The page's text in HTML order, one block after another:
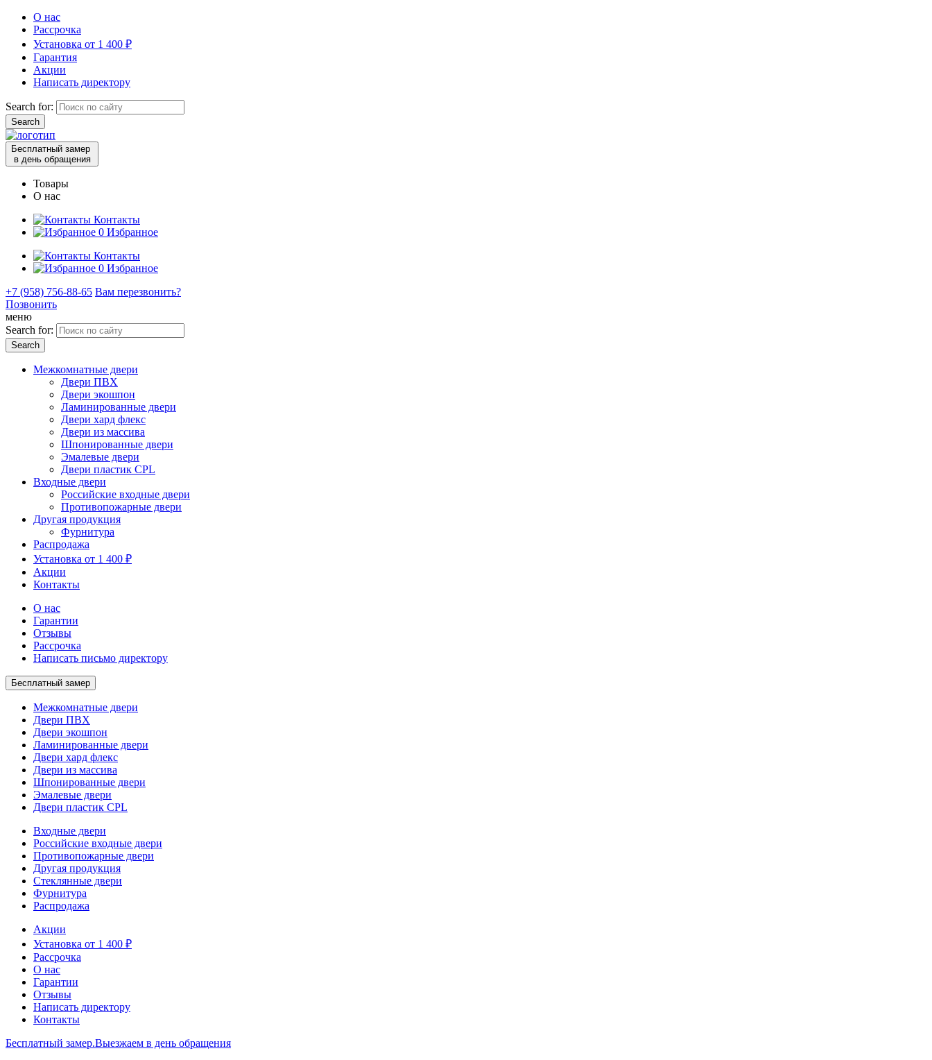
О нас
Рассрочка
Установка от 1 400 ₽
Гарантия
Акции
Написать директору
Search for:
Бесплатный замер
в день обращения
Товары
О нас
Контакты
0 Избранное
Контакты
0 Избранное
+7 (958) 756-88-65 Вам перезвонить?
Позвонить
меню
Search for:
Межкомнатные двери
Двери ПВХ
Двери экошпон
Ламинированные двери
Двери хард флекс
Двери из массива
Шпонированные двери
Эмалевые двери
Двери пластик CPL
Входные двери
Российские входные двери
Противопожарные двери
Другая продукция
Фурнитура
Распродажа
Установка от 1 400 ₽
Акции
Контакты
О нас
Гарантии
Отзывы
Рассрочка
Написать письмо директору
Бесплатный замер
Межкомнатные двери
Двери ПВХ
Двери экошпон
Ламинированные двери
Двери хард флекс
Двери из массива
Шпонированные двери
Эмалевые двери
Двери пластик CPL
Входные двери
Российские входные двери
Противопожарные двери
Другая продукция
Стеклянные двери
Фурнитура
Распродажа
Акции
Установка от 1 400 ₽
Рассрочка
О нас
Гарантии
Отзывы
Написать директору
Контакты
Бесплатный замер.Выезжаем в день обращения